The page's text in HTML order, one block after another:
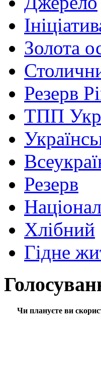
Золота
Резерв
ТПП
Резерв
Хлібний
Гідне
Чи плануєте ви